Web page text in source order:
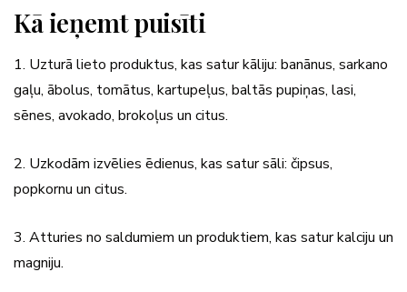
Kā ieņemt puisīti
1. Uzturā lieto produktus, kas satur kāliju: banānus, sarkano
gaļu, ābolus, tomātus, kartupeļus, baltās pupiņas, lasi,
sēnes, avokado, brokoļus un citus.
2. Uzkodām izvēlies ēdienus, kas satur sāli: čipsus,
popkornu un citus.
3. Atturies no saldumiem un produktiem, kas satur kalciju un
magniju.